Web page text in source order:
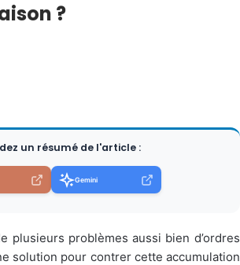
?
un résumé de l'article :
Gemini
plusieurs problèmes aussi bien d’ordres
solution pour contrer cette accumulation
DIY : Comment Faire Sa